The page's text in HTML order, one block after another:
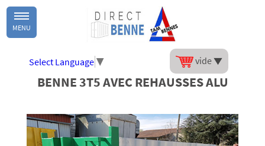
MENU
Select Language ▼ vide
BENNE 3T5 AVEC REHAUSSES ALU